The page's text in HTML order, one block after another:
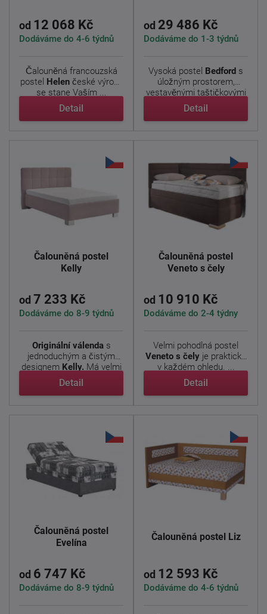
od 12 068 Kč
Dodáváme do 4-6 týdnů
Čalouněná francouzská
postel Helenčeské výroby
se stane Vaším ...
Detail
od 29 486 Kč
Dodáváme do 1-3 týdnů
Vysoká postel Bedford s
úložným prostorem,
vestavěnými taštičkovými
...
Detail
Čalouněná postel
Kelly
od 7 233 Kč
Dodáváme do 8-9 týdnů
Originální válendas
jednoduchým a čistým
designem Kelly. Má velmi
...
Detail
Čalouněná postel
Veneto s čely
od 10 910 Kč
Dodáváme do 2-4 týdny
Velmi pohodlná postel
Veneto s čely je praktická
v každém ohledu. ...
Detail
Čalouněná postel
Evelína
od 6 747 Kč
Dodáváme do 8-9 týdnů
Čalouněná postel Liz
od 12 593 Kč
Dodáváme do 4-6 týdnů